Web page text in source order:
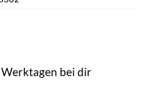
bei dir